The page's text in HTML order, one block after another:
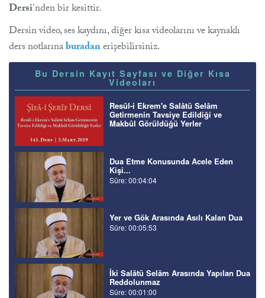
Dersi'nden bir kesittir.
Dersin video, ses kaydını, diğer kısa videolarını ve kaynaklı
ders notlarınaburadanerişebilirsiniz.
Bu Dersin Kayıt Sayfası ve Diğer Kısa
Videoları
Resûl-i Ekrem'e Salâtü Selâm
Getirmenin Tavsiye Edildiği ve
Makbûl Görüldüğü Yerler
Dua Etme Konusunda Acele Eden
Kişi...
Süre: 00:04:04
Yer ve Gök Arasında Asılı Kalan Dua
Süre: 00:05:53
İki Salâtü Selâm Arasında Yapılan Dua
Reddolunmaz
Süre: 00:01:00